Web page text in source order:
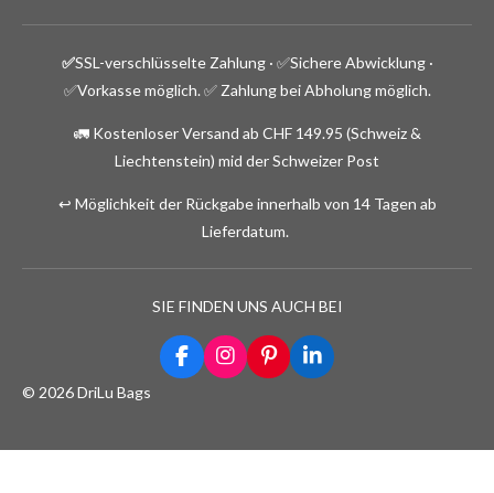
✅SSL-verschlüsselte Zahlung · ✅Sichere Abwicklung ·
✅Vorkasse möglich. ✅ Zahlung bei Abholung möglich.
🚛 Kostenloser Versand ab CHF 149.95 (Schweiz &
Liechtenstein) mid der Schweizer Post
↩️ Möglichkeit der Rückgabe innerhalb von 14 Tagen ab
Lieferdatum.
SIE FINDEN UNS AUCH BEI
F
a
I
n
P
i
L
i
© 2026 DriLu Bags